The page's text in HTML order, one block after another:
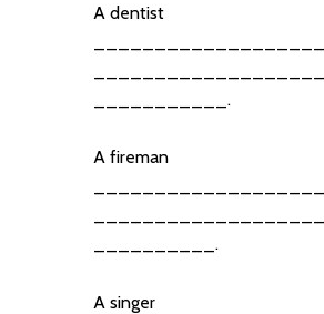
A dentist
___________.
A fireman
__________.
A singer